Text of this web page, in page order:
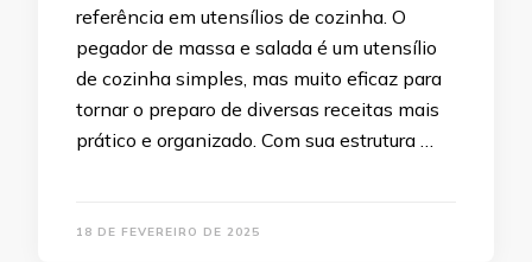
referência em utensílios de cozinha. O
pegador de massa e salada é um utensílio
de cozinha simples, mas muito eficaz para
tornar o preparo de diversas receitas mais
prático e organizado. Com sua estrutura …
18 DE FEVEREIRO DE 2025